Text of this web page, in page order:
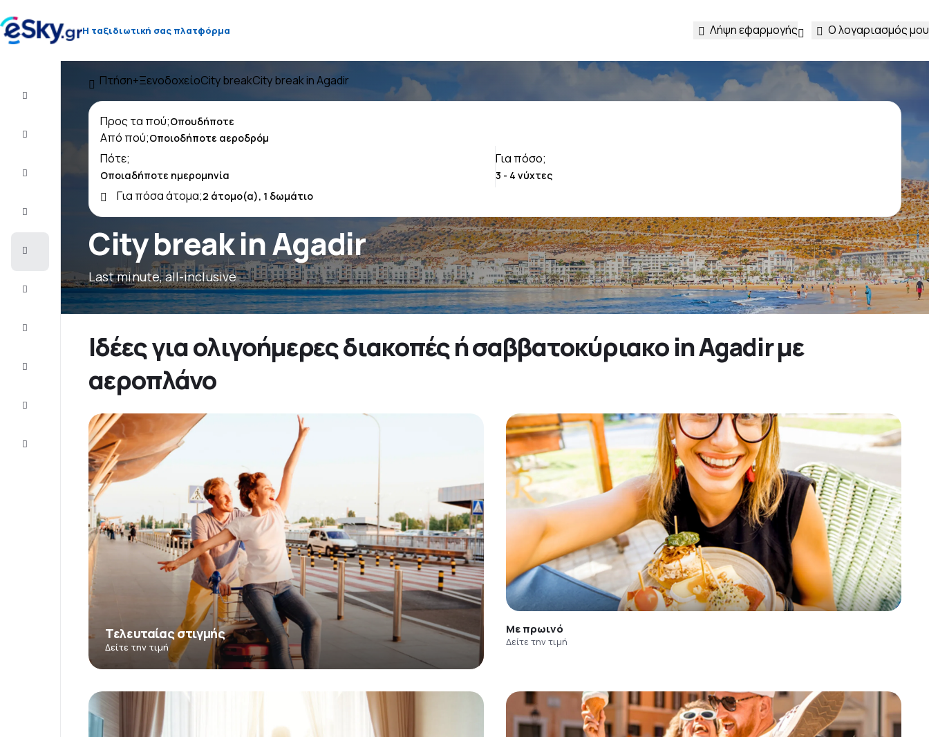
Η ταξιδιωτική σας πλατφόρμα Λήψη εφαρμογής Ο λογαριασμός μου
Διακοπές
Διαμονή
Eξυπηρέτηση
Πτήση+ΞενοδοχείοCity breakCity break in Agadir
City break in Agadir
Last minute, all-inclusive
Προς τα πού;
Από πού;
Πότε;
Για πόσο;
Για πόσα άτομα;
Ιδέες για ολιγοήμερες διακοπές ή σαββατοκύριακο in Agadir με
αεροπλάνο
Τελευταίας στιγμής
Δείτε την τιμή
Με πρωινό
Δείτε την τιμή